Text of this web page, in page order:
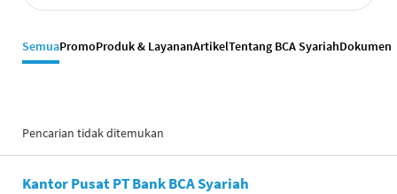
SemuaPromoProduk & LayananArtikelTentang BCA SyariahDokumen
Pencarian tidak ditemukan
Kantor Pusat PT Bank BCA Syariah